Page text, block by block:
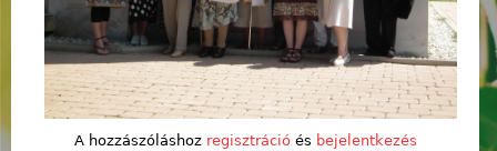
A hozzászóláshoz regisztrációés bejelentkezés